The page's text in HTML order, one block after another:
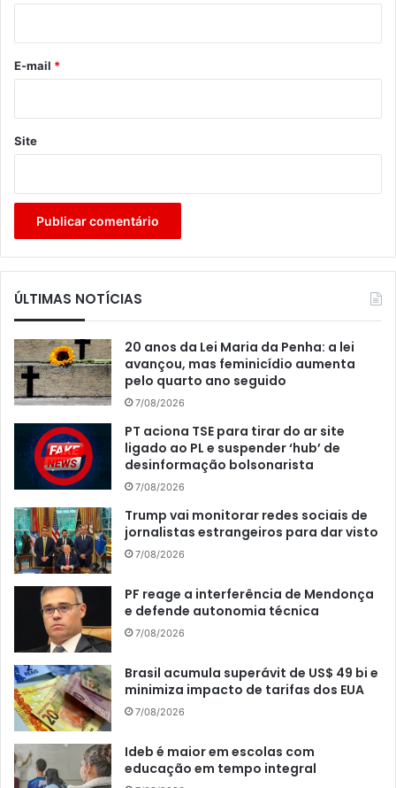
*
E-mail *
Site
ÚLTIMAS NOTÍCIAS
20 anos da Lei Maria da Penha: a lei
avançou, mas feminicídio aumenta
pelo quarto ano seguido
7/08/2026
PT aciona TSE para tirar do ar site
ligado ao PL e suspender ‘hub’ de
desinformação bolsonarista
7/08/2026
Trump vai monitorar redes sociais de
jornalistas estrangeiros para dar visto
7/08/2026
PF reage a interferência de Mendonça
e defende autonomia técnica
7/08/2026
Brasil acumula superávit de US$ 49 bi e
minimiza impacto de tarifas dos EUA
7/08/2026
Ideb é maior em escolas com
educação em tempo integral